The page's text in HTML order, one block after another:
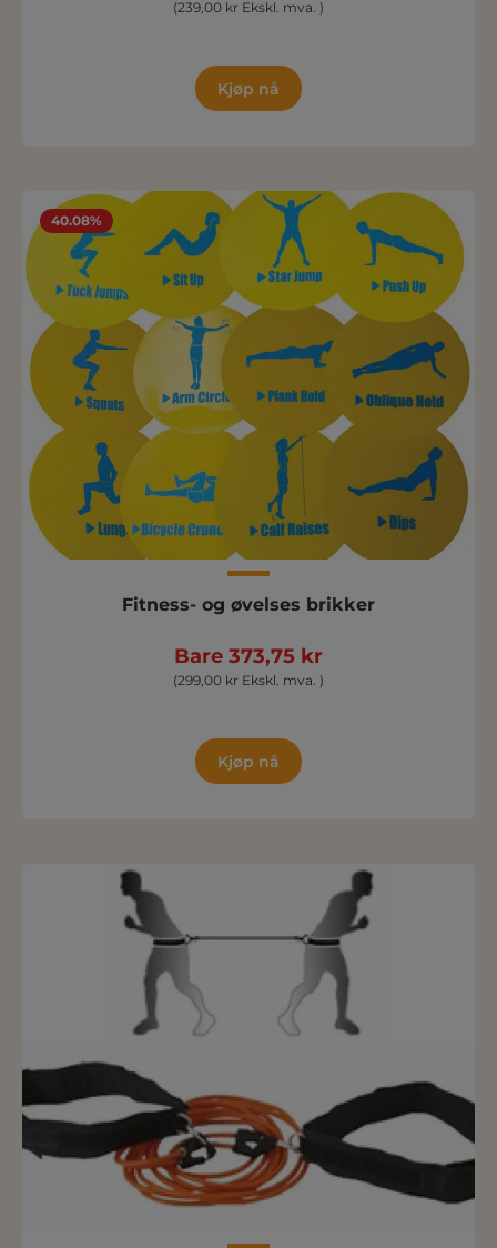
(239,00 kr Ekskl. mva. )
Kjøp nå
40.08%
Fitness- og øvelses brikker
Bare 373,75 kr
(299,00 kr Ekskl. mva. )
Kjøp nå